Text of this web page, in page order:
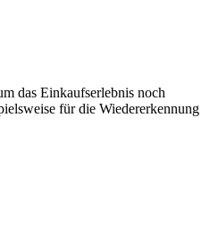
das Einkaufserlebnis noch
für die Wiedererkennung